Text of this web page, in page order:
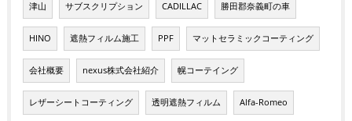
津山 サブスクリプション CADILLAC 勝田郡奈義町の車
HINO 遮熱フィルム施工 PPF マットセラミックコーティング
会社概要 nexus株式会社紹介 幌コーテイング
レザーシートコーティング 透明遮熱フィルム Alfa-Romeo